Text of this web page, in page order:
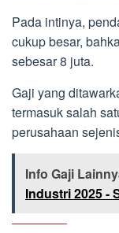
Pada intinya,
cukup besar,
sebesar 8 juta.
Gaji yang
termasuk salah
perusahaan
Info Gaji
Industri 2025 -